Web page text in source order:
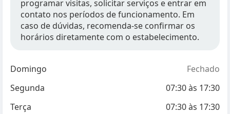
programar visitas, solicitar serviços e entrar em
contato nos períodos de funcionamento. Em
caso de dúvidas, recomenda-se confirmar os
horários diretamente com o estabelecimento.
Domingo
Fechado
Segunda
07:30às 17:30
Terça
07:30às 17:30